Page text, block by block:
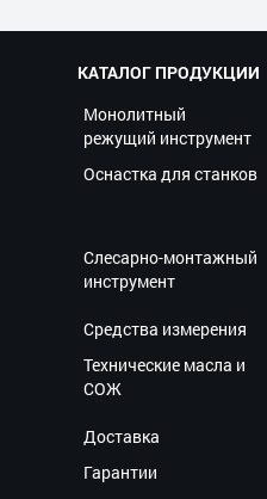
КАТАЛОГ ПРОДУКЦИИ
Монолитный
режущий инструмент
Оснастка для станков
Слесарно-монтажный
инструмент
Средства измерения
Технические масла и
СОЖ
Доставка
Гарантии